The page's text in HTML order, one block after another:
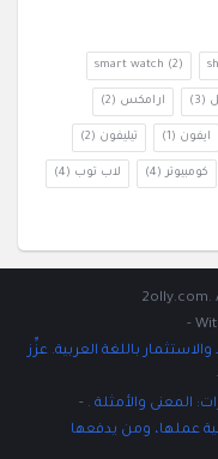
smart watch (2)
(3) ارامكس (2)
ايفون (1) تيليفون (2)
كومبيوتر (4) لاب توب (4)
-
باللغة العربية. عزِّز
المعنى والأمثلة . -
عملها، ومن يدفعها